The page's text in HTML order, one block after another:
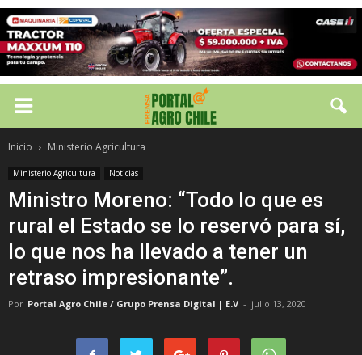
Inicio Ministerio Agricultura
Ministerio Agricultura Noticias
Ministro Moreno: “Todo lo que es
rural el Estado se lo reservó para sí,
lo que nos ha llevado a tener un
retraso impresionante”.
Por Portal Agro Chile / Grupo Prensa Digital | E.V - julio 13, 2020